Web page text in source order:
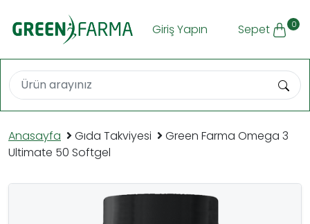
Giriş Yapın Sepet 0
Anasayfa Gıda Takviyesi
Green Farma Omega 3
Ultimate 50 Softgel